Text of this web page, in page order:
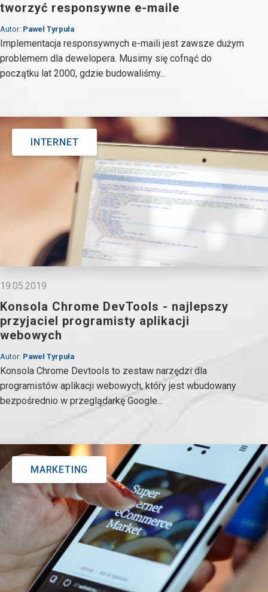
tworzyć responsywne e-maile
Autor: Paweł Tyrpuła
Implementacja responsywnych e-maili jest zawsze dużym
problemem dla dewelopera. Musimy się cofnąć do
początku lat 2000, gdzie budowaliśmy...
INTERNET
19.05.2019
Konsola Chrome DevTools - najlepszy
przyjaciel programisty aplikacji
webowych
Autor: Paweł Tyrpuła
Konsola Chrome Devtools to zestaw narzędzi dla
programistów aplikacji webowych, który jest wbudowany
bezpośrednio w przeglądarkę Google...
MARKETING